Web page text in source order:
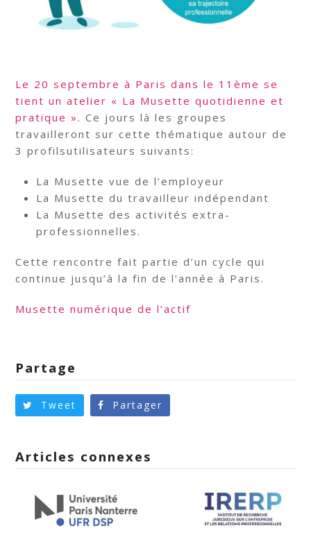
Le 20 septembre à Paris dans le 11ème se
tient un atelier « La Musette quotidienne et
pratique » . Ce jours là les groupes
travailleront sur cette thématique autour de
3 profilsutilisateurs suivants:
La Musette vue de l’employeur
La Musette du travailleur indépendant
La Musette des activités extra-
professionnelles.
Cette rencontre fait partie d’un cycle qui
continue jusqu’à la fin de l’année à Paris.
Musette numérique de l’actif
Partage
Tweet Partager
Articles connexes